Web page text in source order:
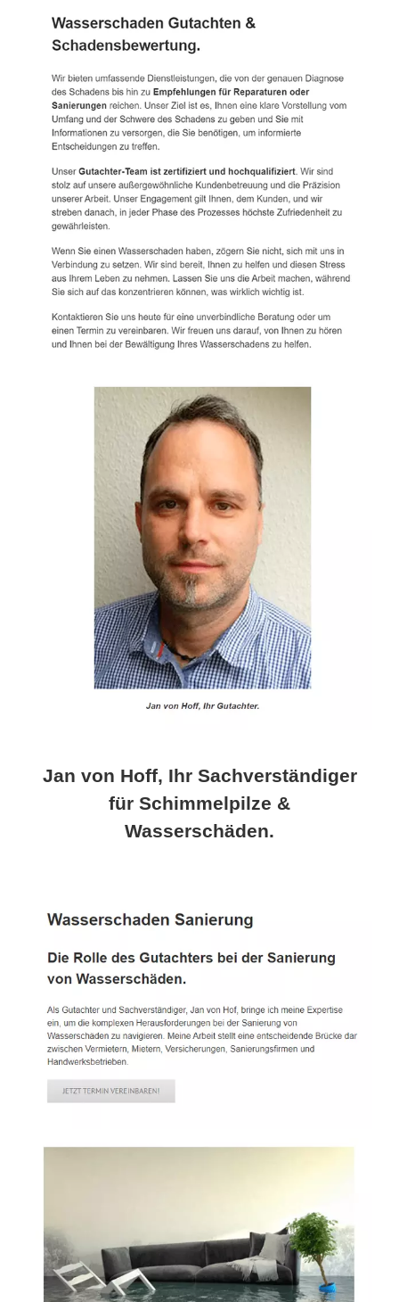
Jan von Hoff, Ihr Sachverständiger
für Schimmelpilze &
Wasserschäden.